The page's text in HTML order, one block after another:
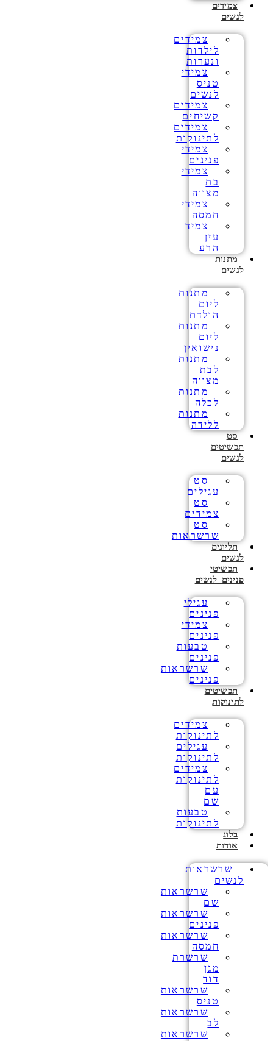
צמידים
לנשים
צמידים
לילדות
ונערות
צמידי
טניס
לנשים
צמידים
קשיחים
צמידים
לתינוקות
צמידי
פנינים
צמידי
בת
מצווה
צמידי
חמסה
צמיד
עין
הרע
מתנות
לנשים
מתנות
ליום
הולדת
מתנות
ליום
נישואין
מתנות
לבת
מצווה
מתנות
לכלה
מתנות
ללידה
סט
תכשיטים
לנשים
סט
עגילים
סט
צמידים
סט
שרשראות
תליונים
לנשים
תכשיטי
פנינים לנשים
עגילי
פנינים
צמידי
פנינים
טבעות
פנינים
שרשראות
פנינים
תכשיטים
לתינוקות
צמידים
לתינוקות
עגילים
לתינוקות
צמידים
לתינוקות
עם
שם
טבעות
לתינוקות
בלוג
אודות
שרשראות
לנשים
שרשראות
שם
שרשראות
פנינים
שרשראות
חמסה
שרשרת
מגן
דוד
שרשראות
טניס
שרשראות
לב
שרשראות